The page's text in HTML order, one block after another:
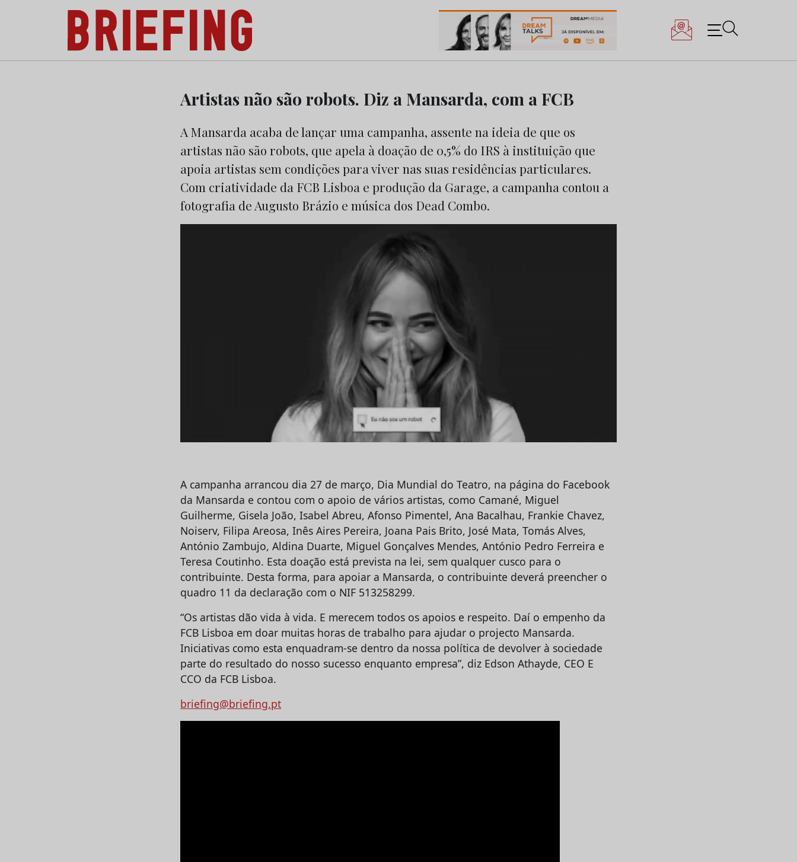
Briefing: Todas as notícias sobre os negócios do Marketing e da Publicidade
Artistas não são robots. Diz a Mansarda, com a FCB
A Mansarda acaba de lançar uma campanha, assente na ideia de que os
artistas não são robots, que apela à doação de 0,5% do IRS à instituição que
apoia artistas sem condições para viver nas suas residências particulares.
Com criatividade da FCB Lisboa e produção da Garage, a campanha contou a
fotografia de Augusto Brázio e música dos Dead Combo.
A campanha arrancou dia 27 de março, Dia Mundial do Teatro, na página do Facebook
da Mansarda e contou com o apoio de vários artistas, como Camané, Miguel
Guilherme, Gisela João, Isabel Abreu, Afonso Pimentel, Ana Bacalhau, Frankie Chavez,
Noiserv, Filipa Areosa, Inês Aires Pereira, Joana Pais Brito, José Mata, Tomás Alves,
António Zambujo, Aldina Duarte, Miguel Gonçalves Mendes, António Pedro Ferreira e
Teresa Coutinho. Esta doação está prevista na lei, sem qualquer cusco para o
contribuinte. Desta forma, para apoiar a Mansarda, o contribuinte deverá preencher o
quadro 11 da declaração com o NIF 513258299.
“Os artistas dão vida à vida. E merecem todos os apoios e respeito. Daí o empenho da
FCB Lisboa em doar muitas horas de trabalho para ajudar o projecto Mansarda.
Iniciativas como esta enquadram-se dentro da nossa política de devolver à sociedade
parte do resultado do nosso sucesso enquanto empresa”, diz Edson Athayde, CEO E
CCO da FCB Lisboa.
briefing@briefing.pt